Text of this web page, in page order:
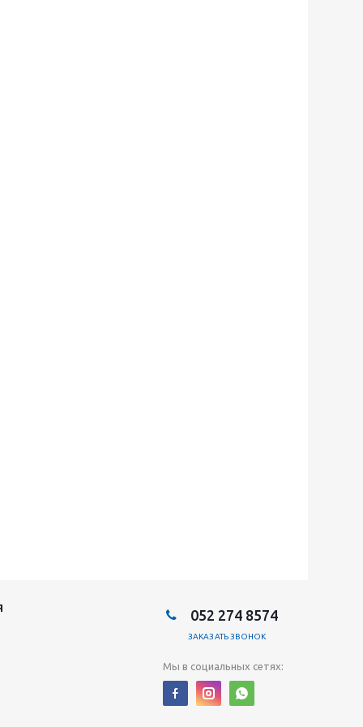
052 274 8574
ЗАКАЗАТЬ ЗВОНОК
Мы в социальных сетях: